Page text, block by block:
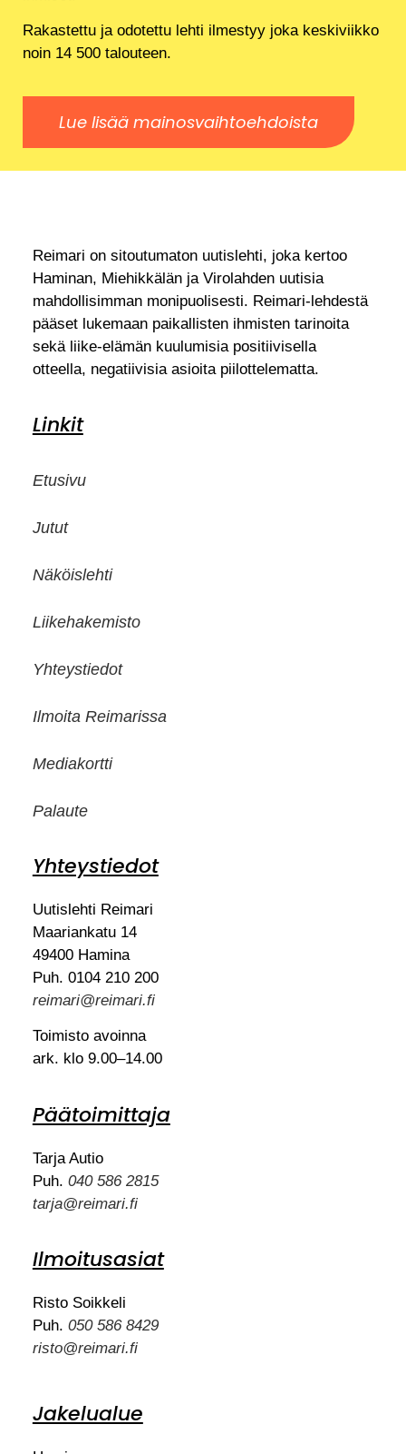
Rakastettu ja odotettu lehti ilmestyy joka keskiviikko
noin 14 500 talouteen.
Lue lisää mainosvaihtoehdoista
Reimari on sitoutumaton uutislehti, joka kertoo
Haminan, Miehikkälän ja Virolahden uutisia
mahdollisimman monipuolisesti. Reimari-lehdestä
pääset lukemaan paikallisten ihmisten tarinoita
sekä liike-elämän kuulumisia positiivisella
otteella, negatiivisia asioita piilottelematta.
Linkit
Etusivu
Jutut
Näköislehti
Liikehakemisto
Yhteystiedot
Ilmoita Reimarissa
Mediakortti
Palaute
Yhteystiedot
Uutislehti Reimari
Maariankatu 14
49400 Hamina
Puh. 0104 210 200
reimari@reimari.fi
Toimisto avoinna
ark. klo 9.00–14.00
Päätoimittaja
Tarja Autio
Puh. 040 586 2815
tarja@reimari.fi
Ilmoitusasiat
Risto Soikkeli
Puh. 050 586 8429
risto@reimari.fi
Jakelualue